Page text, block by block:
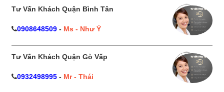
Tư Vấn Khách Quận Bình Tân
0908648509 - Ms - Như Ý
Tư Vấn Khách Quận Gò Vấp
0932498995 - Mr - Thái